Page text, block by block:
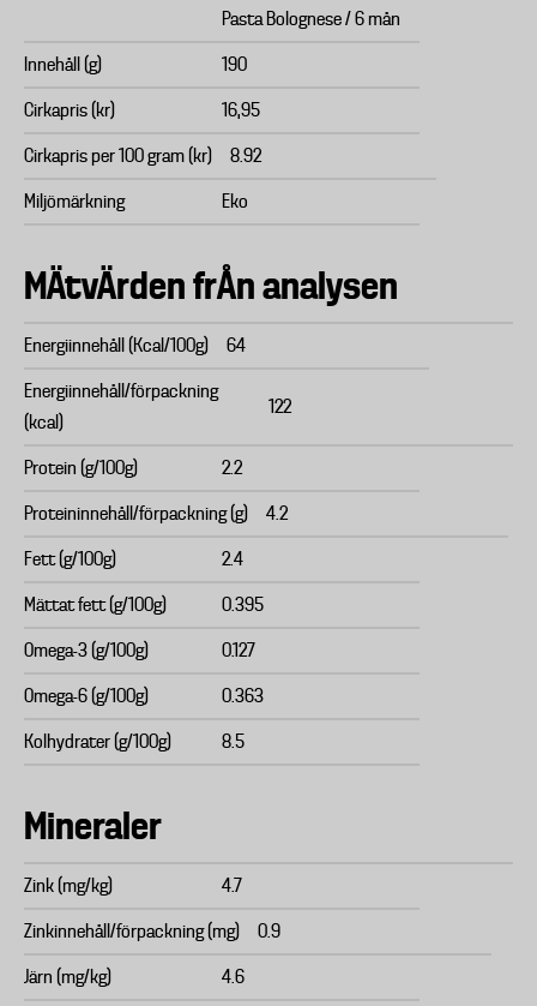
Pasta Bolognese / 6 mån
Innehåll (g) 190
Cirkapris (kr) 16,95
Cirkapris per 100 gram (kr) 8.92
Miljömärkning Eko
MÄtvÄrden frÅn analysen
Energiinnehåll (Kcal/100g) 64
Energiinnehåll/förpackning
(kcal)
122
Protein (g/100g) 2.2
Proteininnehåll/förpackning (g) 4.2
Fett (g/100g) 2.4
Mättat fett (g/100g) 0.395
Omega-3 (g/100g) 0.127
Omega-6 (g/100g) 0.363
Kolhydrater (g/100g) 8.5
Mineraler
Zink (mg/kg) 4.7
Zinkinnehåll/förpackning (mg) 0.9
Järn (mg/kg) 4.6